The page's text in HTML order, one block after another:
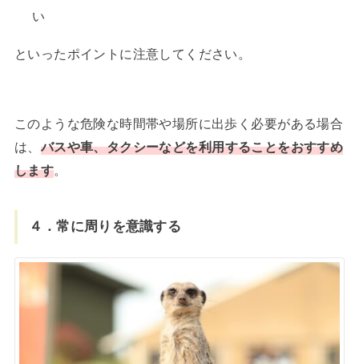
い
といったポイントに注意してください。
このような危険な時間帯や場所に出歩く必要がある場合
は、バスや車、タクシーなどを利用することをおすすめ
します。
４．常に周りを意識する